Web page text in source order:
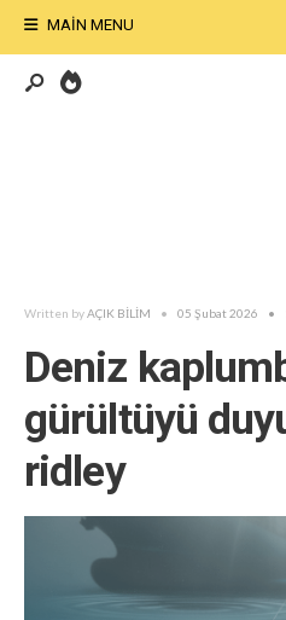
MAIN MENU
Written byAÇIK BİLİM • 05 Şubat 2026 •
Deniz
gürültüyü
ridley